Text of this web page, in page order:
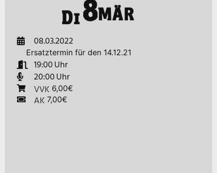
Di8MÄR
08.03.2022
Ersatztermin für den 14.12.21
19:00
20:00
VVK 6,00€
AK 7,00€